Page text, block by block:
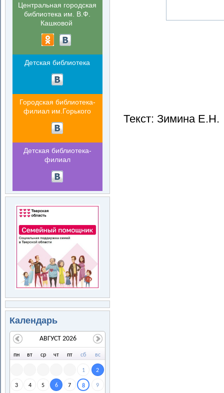
Центральная городская
библиотека им. В.Ф.
Кашковой
Детская библиотека
Городская библиотека-
филиал им.Горького
Детская библиотека-
филиал
Календарь
пн вт ср чт пт сб вс
1 2
3 4 5 6 7 8 9
АВГУСТ 2026
Текст: Зимина Е.Н.